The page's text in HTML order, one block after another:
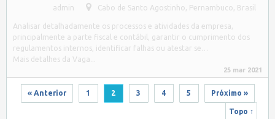
admin Cabo de Santo Agostinho Pernambuco, Brasil
Analisar detalhadamente os processos e atividades da empresa,
principalmente a parte fiscal e contábil, garantir o cumprimento dos
regulamentos internos, identificar falhas ou atestar se…
Mais detalhes da Vaga...
25 mar 2021
« Anterior 1 2 3 4 5 Próximo »
Topo ↑